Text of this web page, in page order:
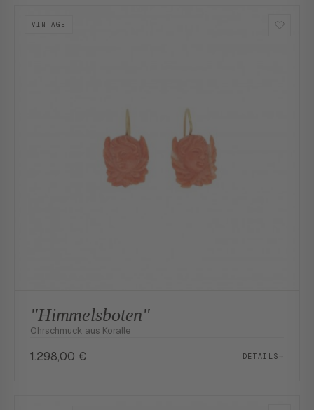
VINTAGE
"Himmelsboten"
Ohrschmuck aus Koralle
1.298,00 € DETAILS→